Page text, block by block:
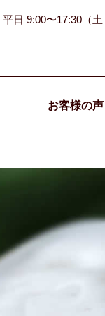
平日 9:00〜17:30（土
お客様の声